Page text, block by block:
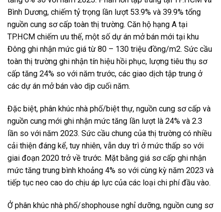
Bình Dương, chiếm tỷ trọng lần lượt 53.9% và 39.9% tổng
nguồn cung sơ cấp toàn thị trường. Căn hộ hạng A tại
TP.HCM chiếm ưu thế, một số dự án mở bán mới tại khu
Đông ghi nhận mức giá từ 80 – 130 triệu đồng/m2. Sức cầu
toàn thị trường ghi nhận tín hiệu hồi phục, lượng tiêu thụ sơ
cấp tăng 24% so với năm trước, các giao dịch tập trung ở
các dự án mở bán vào dịp cuối năm.
Đặc biệt, phân khúc nhà phố/biệt thự, nguồn cung sơ cấp và
nguồn cung mới ghi nhận mức tăng lần lượt là 24% và 2.3
lần so với năm 2023. Sức cầu chung của thị trường có nhiều
cải thiện đáng kể, tuy nhiên, vẫn duy trì ở mức thấp so với
giai đoạn 2020 trở về trước. Mặt bằng giá sơ cấp ghi nhận
mức tăng trung bình khoảng 4% so với cùng kỳ năm 2023 và
tiếp tục neo cao do chịu áp lực của các loại chi phí đầu vào.
Ở phân khúc nhà phố/shophouse nghỉ dưỡng, nguồn cung sơ